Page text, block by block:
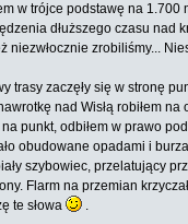
w trójce podstawę na
dłuższego czasu nad
zrobiliśmy...
trasy zaczęły się w stronę
nad Wisłą robiłem
punkt, odbiłem w prawo
obudowane opadami i
szybowiec, przelatujący
Flarm na przemian
te słowa
.